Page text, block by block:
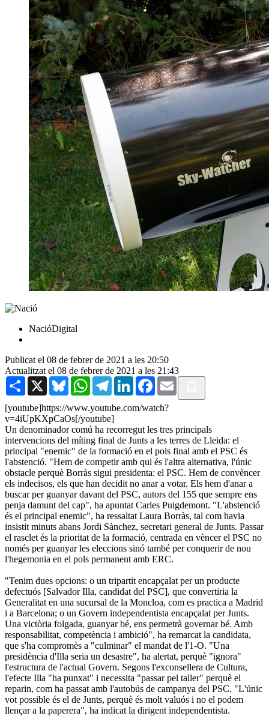
NacióDigital
Publicat el 08 de febrer de 2021 a les 20:50
Actualitzat el 08 de febrer de 2021 a les 21:43
Share X BlueskyWhatsAppTelegramLinkedInFacebook
Email
[youtube]https://www.youtube.com/watch?
v=4iUpKXpCaOs[/youtube]
Un denominador comú ha recorregut les tres principals
intervencions del míting final de Junts a les terres de Lleida: el
principal "enemic" de la formació en el pols final amb el PSC és
l'abstenció. "Hem de competir amb qui és l'altra alternativa, l'únic
obstacle perquè Borràs sigui presidenta: el PSC. Hem de convèncer
els indecisos, els que han decidit no anar a votar. Els hem d'anar a
buscar per guanyar davant del PSC, autors del 155 que sempre ens
penja damunt del cap", ha apuntat Carles Puigdemont. "L'abstenció
és el principal enemic", ha ressaltat Laura Borràs, tal com havia
insistit minuts abans Jordi Sànchez, secretari general de Junts. Passar
el rasclet és la prioritat de la formació, centrada en vèncer el PSC no
només per guanyar les eleccions sinó també per conquerir de nou
l'hegemonia en el pols permanent amb ERC.
"Tenim dues opcions: o un tripartit encapçalat per un producte
defectuós [Salvador Illa, candidat del PSC], que convertiria la
Generalitat en una sucursal de la Moncloa, com es practica a Madrid
i a Barcelona; o un Govern independentista encapçalat per Junts.
Una victòria folgada, guanyar bé, ens permetrà governar bé. Amb
responsabilitat, competència i ambició", ha remarcat la candidata,
que s'ha compromès a "culminar" el mandat de l'1-O. "Una
presidència d'Illa seria un desastre", ha alertat, perquè "ignora"
l'estructura de l'actual Govern. Segons l'exconsellera de Cultura,
l'efecte Illa "ha punxat" i necessita "passar pel taller" perquè el
reparin, com ha passat amb l'autobús de campanya del PSC. "L'únic
vot possible és el de Junts, perquè és molt valuós i no el podem
llençar a la paperera", ha indicat la dirigent independentista.